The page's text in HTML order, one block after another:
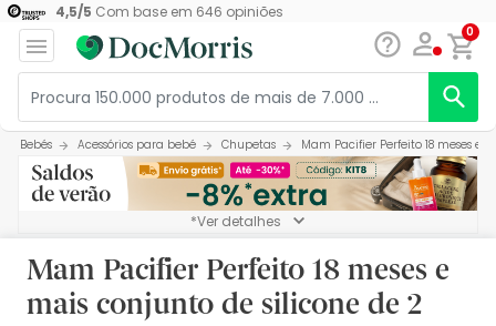
4,5/5 Com base em 646 opiniões
0
Bebés Acessórios para bebé Chupetas Mam Pacifier Perfeito 18 meses e
*Ver detalhes
Mam Pacifier Perfeito 18 meses e
mais conjunto de silicone de 2